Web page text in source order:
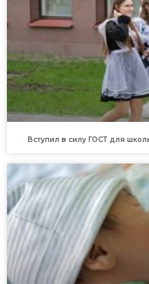
Вступил в силу ГОСТ для